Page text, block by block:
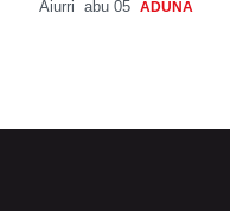
Aiurri abu 05 ADUNA